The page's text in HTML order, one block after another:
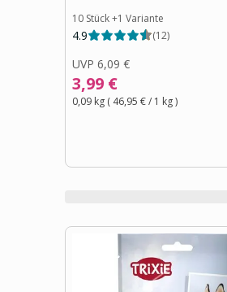
10 Stück+1 Variante
4.9 (12)
UVP 6,09 €
3,99 €
0,09 kg ( 46,95 €/ 1 kg)